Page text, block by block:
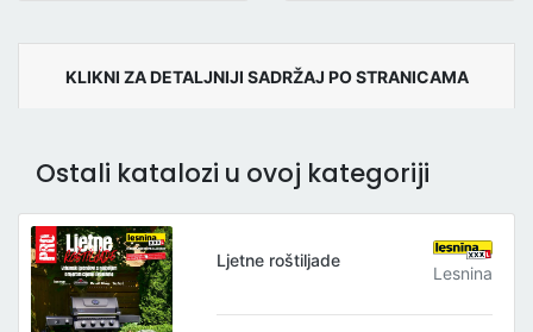
KLIKNI ZA DETALJNIJI SADRŽAJ PO STRANICAMA
Ostali katalozi u ovoj kategoriji
Ljetne roštiljade
Lesnina